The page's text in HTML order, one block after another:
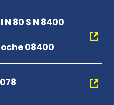
80 S N 8400
08400